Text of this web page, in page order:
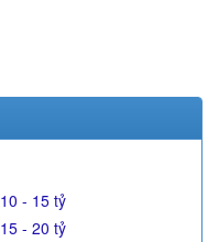
10 - 15 tỷ
15 - 20 tỷ